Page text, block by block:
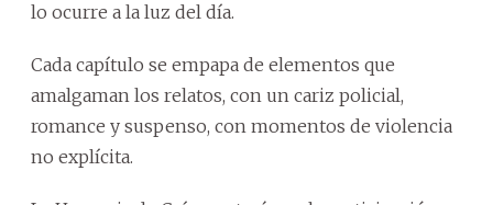
lo ocurre a la luz del día.
Cada capítulo se empapa de elementos que
amalgaman los relatos, con un cariz policial,
romance y suspenso, con momentos de violencia
no explícita.